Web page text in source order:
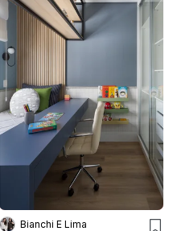
Bianchi E Lima